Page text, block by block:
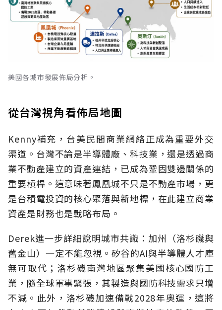
美國各城市發展佈局分析。
從台灣視角看佈局地圖
Kenny補充，台美民間商業網絡正成為重要外交
渠道。台灣不論是半導體廠、科技業，還是透過商
業不動產建立的資產連結，已成為鞏固雙邊關係的
重要槓桿。這意味著鳳凰城不只是不動產市場，更
是台積電投資的核心聚落與新地標，在此建立商業
資產是財務也是戰略布局。
Derek進一步詳細說明城市共識：加州（洛杉磯與
舊金山）一定不能忽視。矽谷的AI與半導體人才庫
無可取代；洛杉磯南灣地區聚集美國核心國防工
業，隨全球軍事緊張，其製造與國防科技需求只增
不減。此外，洛杉磯加速備戰2028年奧運，這將